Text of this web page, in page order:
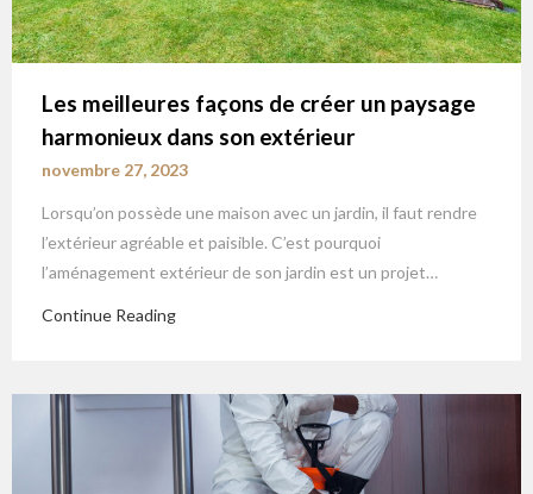
Les meilleures façons de créer un paysage
harmonieux dans son extérieur
novembre 27, 2023
Lorsqu’on possède une maison avec un jardin, il faut rendre
l’extérieur agréable et paisible. C’est pourquoi
l’aménagement extérieur de son jardin est un projet…
Continue Reading